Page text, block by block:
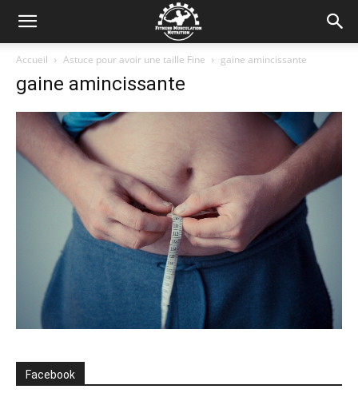
Accueil Astuce pour avoir une taille Fine gaine amincissante
gaine amincissante
Facebook